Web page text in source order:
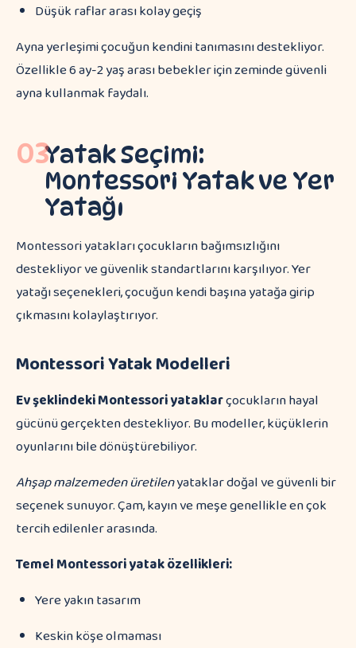
Düşük raflar arası kolay geçiş
Ayna yerleşimi çocuğun kendini tanımasını destekliyor.
Özellikle 6 ay-2 yaş arası bebekler için zeminde güvenli
ayna kullanmak faydalı.
03Yatak Seçimi:
Montessori Yatak ve Yer
Yatağı
Montessori yatakları çocukların bağımsızlığını
destekliyor ve güvenlik standartlarını karşılıyor. Yer
yatağı seçenekleri, çocuğun kendi başına yatağa girip
çıkmasını kolaylaştırıyor.
Montessori Yatak Modelleri
Ev şeklindeki Montessori yataklarçocukların hayal
gücünü gerçekten destekliyor. Bu modeller, küçüklerin
oyunlarını bile dönüştürebiliyor.
Ahşap malzemeden üretilenyataklar doğal ve güvenli bir
seçenek sunuyor. Çam, kayın ve meşe genellikle en çok
tercih edilenler arasında.
Temel Montessori yatak özellikleri:
Yere yakın tasarım
Keskin köşe olmaması